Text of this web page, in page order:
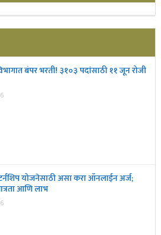
बंपर भरती! ३१०३ पदांसाठी ११ जून रोजी
योजनेसाठी असा करा ऑनलाईन अर्ज;
आणि लाभ